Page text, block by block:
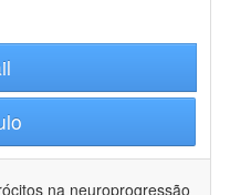
na neuroprogressão